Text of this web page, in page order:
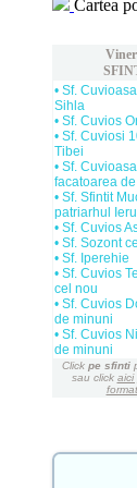
Cartea
• Sf.
Sihla
• Sf. Cuvios
• Sf. Cuviosi
Tibei
• Sf.
facatoarea
• Sf. Sfintit
patriarhul
• Sf. Cuvios
• Sf. Sozont
• Sf. Iperehie
• Sf. Cuvios
cel nou
• Sf. Cuvios
de minuni
• Sf. Cuvios
de minuni
Click pe sfinti
sau click aici